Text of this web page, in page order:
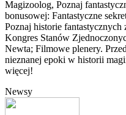
Magizoolog, Poznaj
bonusowej: Fantastyczne
Poznaj historie
Kongres Stanów
Newta; Filmowe plenery.
nieznanej epoki w historii
więcej!
Newsy